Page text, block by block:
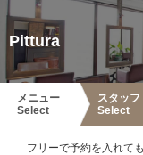
Pittura
メニュー
Select
スタッフ
Select
フリーで予約を入れて